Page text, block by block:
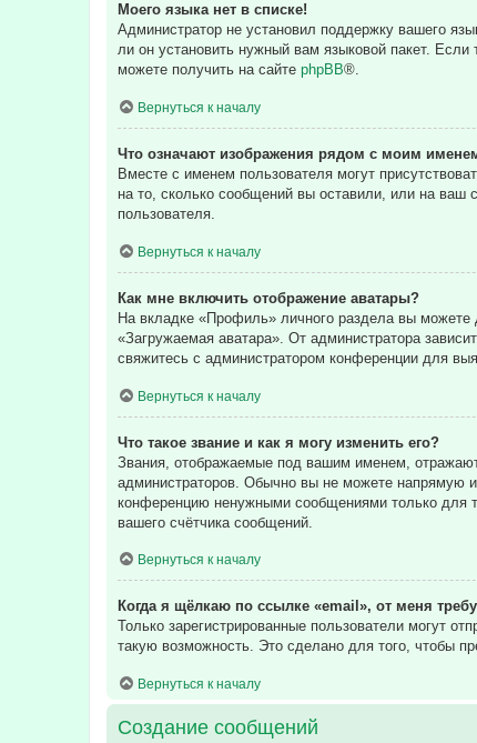
Моего языка нет в списке!
Администратор не установил поддержку вашего
ли он установить нужный вам языковой пакет.
можете получить на сайте phpBB®.
Вернуться к началу
Что означают изображения рядом с моим
Вместе с именем пользователя могут
на то, сколько сообщений вы оставили, или на ваш
пользователя.
Вернуться к началу
Как мне включить отображение аватары?
На вкладке «Профиль» личного раздела вы можете
«Загружаемая аватара». От администратора
свяжитесь с администратором конференции для
Вернуться к началу
Что такое звание и как я могу изменить его?
Звания, отображаемые под вашим именем,
администраторов. Обычно вы не можете напрямую
конференцию ненужными сообщениями только для
вашего счётчика сообщений.
Вернуться к началу
Когда я щёлкаю по ссылке «email», от меня
Только зарегистрированные пользователи могут
такую возможность. Это сделано для того, чтобы
Вернуться к началу
Создание сообщений